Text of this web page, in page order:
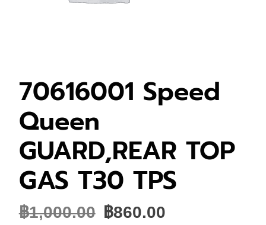
70616001 Speed
Queen
GUARD,REAR TOP
GAS T30 TPS
฿1,000.00 Original
฿860.00